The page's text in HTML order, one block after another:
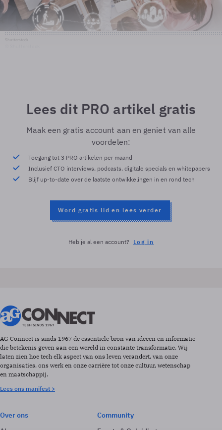
Lees dit PRO artikel gratis
Maak een gratis account aan en geniet van alle
voordelen:
Toegang tot 3 PRO artikelen per maand
Inclusief CTO interviews, podcasts, digitale specials en whitepapers
Blijf up-to-date over de laatste ontwikkelingen in en rond tech
Word gratis lid en lees verder
Heb je al een account? Log in
AG Connect is sinds 1967 de essentiële bron van ideeën en informatie
die betekenis geven aan een wereld in constante transformatie. Wij
laten zien hoe tech elk aspect van ons leven verandert, van onze
organisaties, ons werk en onze carrière tot onze cultuur, wetenschap
en maatschappij.
Lees ons manifest >
Over ons
Community